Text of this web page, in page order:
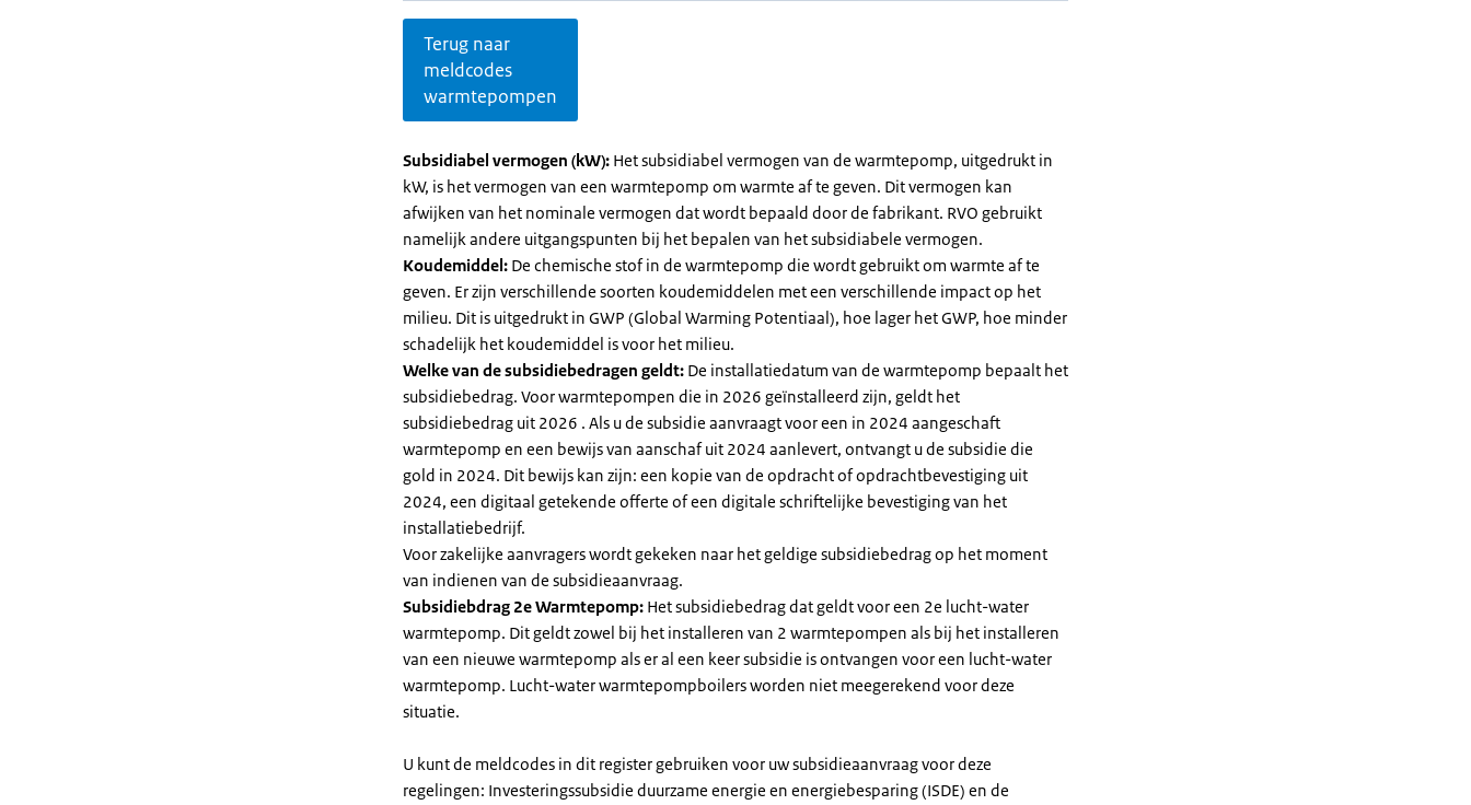
Terug naar
meldcodes
warmtepompen
Subsidiabel vermogen (kW): Het subsidiabel vermogen van de warmtepomp, uitgedrukt in
kW, is het vermogen van een warmtepomp om warmte af te geven. Dit vermogen kan
afwijken van het nominale vermogen dat wordt bepaald door de fabrikant. RVO gebruikt
namelijk andere uitgangspunten bij het bepalen van het subsidiabele vermogen.
Koudemiddel: De chemische stof in de warmtepomp die wordt gebruikt om warmte af te
geven. Er zijn verschillende soorten koudemiddelen met een verschillende impact op het
milieu. Dit is uitgedrukt in GWP (Global Warming Potentiaal), hoe lager het GWP, hoe minder
schadelijk het koudemiddel is voor het milieu.
Welke van de subsidiebedragen geldt: De installatiedatum van de warmtepomp bepaalt het
subsidiebedrag. Voor warmtepompen die in 2026 geïnstalleerd zijn, geldt het
subsidiebedrag uit 2026 . Als u de subsidie aanvraagt voor een in 2024 aangeschaft
warmtepomp en een bewijs van aanschaf uit 2024 aanlevert, ontvangt u de subsidie die
gold in 2024. Dit bewijs kan zijn: een kopie van de opdracht of opdrachtbevestiging uit
2024, een digitaal getekende offerte of een digitale schriftelijke bevestiging van het
installatiebedrijf.
Voor zakelijke aanvragers wordt gekeken naar het geldige subsidiebedrag op het moment
van indienen van de subsidieaanvraag.
Subsidiebdrag 2e Warmtepomp: Het subsidiebedrag dat geldt voor een 2e lucht-water
warmtepomp. Dit geldt zowel bij het installeren van 2 warmtepompen als bij het installeren
van een nieuwe warmtepomp als er al een keer subsidie is ontvangen voor een lucht-water
warmtepomp. Lucht-water warmtepompboilers worden niet meegerekend voor deze
situatie.
U kunt de meldcodes in dit register gebruiken voor uw subsidieaanvraag voor deze
regelingen: Investeringssubsidie duurzame energie en energiebesparing (ISDE) en de